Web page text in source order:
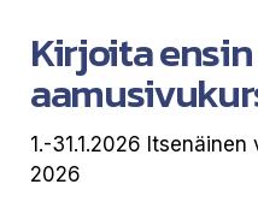
Kirjoita
1.-31.1.2026
2026